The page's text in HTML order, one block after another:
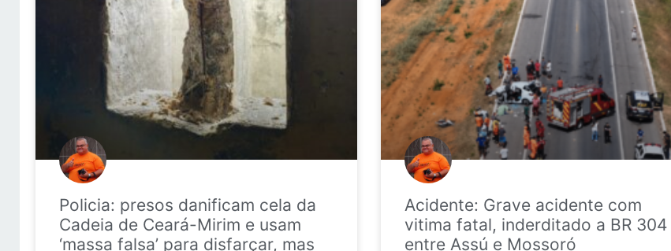
Policia: presos danificam cela da
Cadeia de Ceará-Mirim e usam
‘massa falsa’ para disfarçar, mas
Acidente: Grave acidente com
vitima fatal, inderditado a BR 304
entre Assú e Mossoró